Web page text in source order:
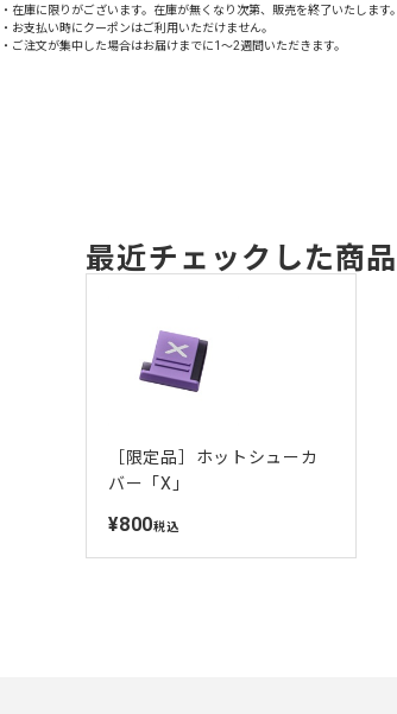
・在庫に限りがございます。在庫が無くなり次第、販売を終了いたします。
・お支払い時にクーポンはご利用いただけません。
・ご注文が集中した場合はお届けまでに1～2週間いただきます。
最近チェックした商品
［限定品］ホットシューカ
バー「X」
定
¥800税込